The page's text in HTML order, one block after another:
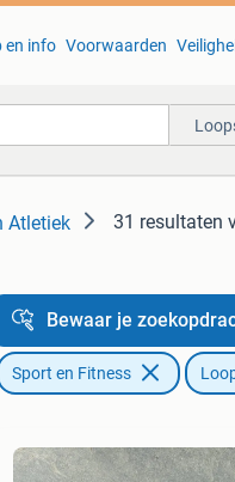
en info Voorwaarden
Atletiek 31 resultaten
Bewaar je
Sport en Fitness